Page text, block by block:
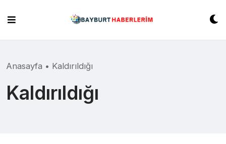
content
Anasayfa • Kaldırıldığı
Kaldırıldığı